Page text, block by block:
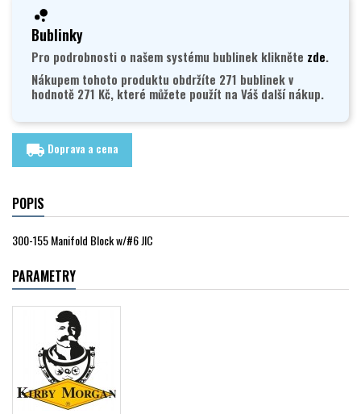
Bublinky
Pro podrobnosti o našem systému bublinek klikněte zde.
Nákupem tohoto produktu obdržíte 271 bublinek v
hodnotě 271 Kč, které můžete použít na Váš další nákup.
local_shipping Doprava a cena
POPIS
300-155 Manifold Block w/#6 JIC
PARAMETRY